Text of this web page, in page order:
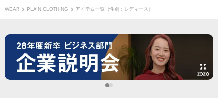
WEAR PLAIN CLOTHING アイテム一覧（性別：レディース）